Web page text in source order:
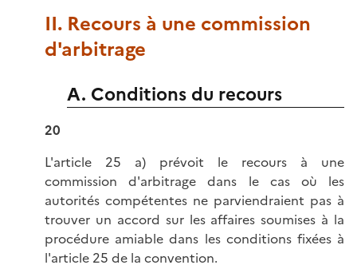
II. Recours à une commission
d'arbitrage
A. Conditions du recours
20
L'article 25 a) prévoit le recours à une
commission d'arbitrage dans le cas où les
autorités compétentes ne parviendraient pas à
trouver un accord sur les affaires soumises à la
procédure amiable dans les conditions fixées à
l'article 25 de la convention.